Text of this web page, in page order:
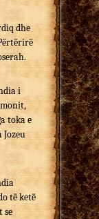
dhe
i
toka e
të ketë
se